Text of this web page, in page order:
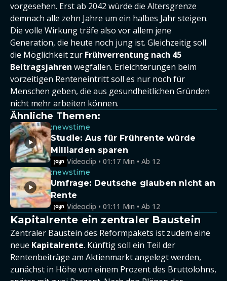
vorgesehen. Erst ab 2042 würde die Altersgrenze
demnach alle zehn Jahre um ein halbes Jahr steigen.
Die volle Wirkung träfe also vor allem jene
Generation, die heute noch jung ist. Gleichzeitig soll
die Möglichkeit zur Frühverrentung nach 45
Beitragsjahren wegfallen. Erleichterungen beim
vorzeitigen Renteneintritt soll es nur noch für
Menschen geben, die aus gesundheitlichen Gründen
nicht mehr arbeiten können.
Ähnliche Themen:
:newstime
Studie: Aus für Frührente würde
Milliarden sparen
Videoclip • 01:17 Min • Ab 12
:newstime
Umfrage: Deutsche glauben nicht an
Rente
Videoclip • 01:11 Min • Ab 12
Kapitalrente ein zentraler Baustein
Zentraler Baustein des Reformpakets ist zudem eine
neue Kapitalrente. Künftig soll ein Teil der
Rentenbeiträge am Aktienmarkt angelegt werden,
zunächst in Höhe von einem Prozent des Bruttolohns,